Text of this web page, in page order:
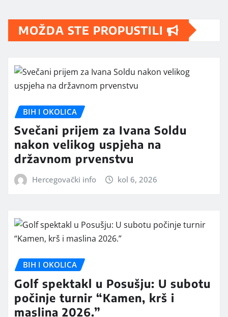
MOŽDA STE PROPUSTILI
BIH I OKOLICA
Svečani prijem za Ivana Soldu
nakon velikog uspjeha na
državnom prvenstvu
Hercegovački info kol 6, 2026
BIH I OKOLICA
Golf spektakl u Posušju: U subotu
počinje turnir “Kamen, krš i
maslina 2026.”